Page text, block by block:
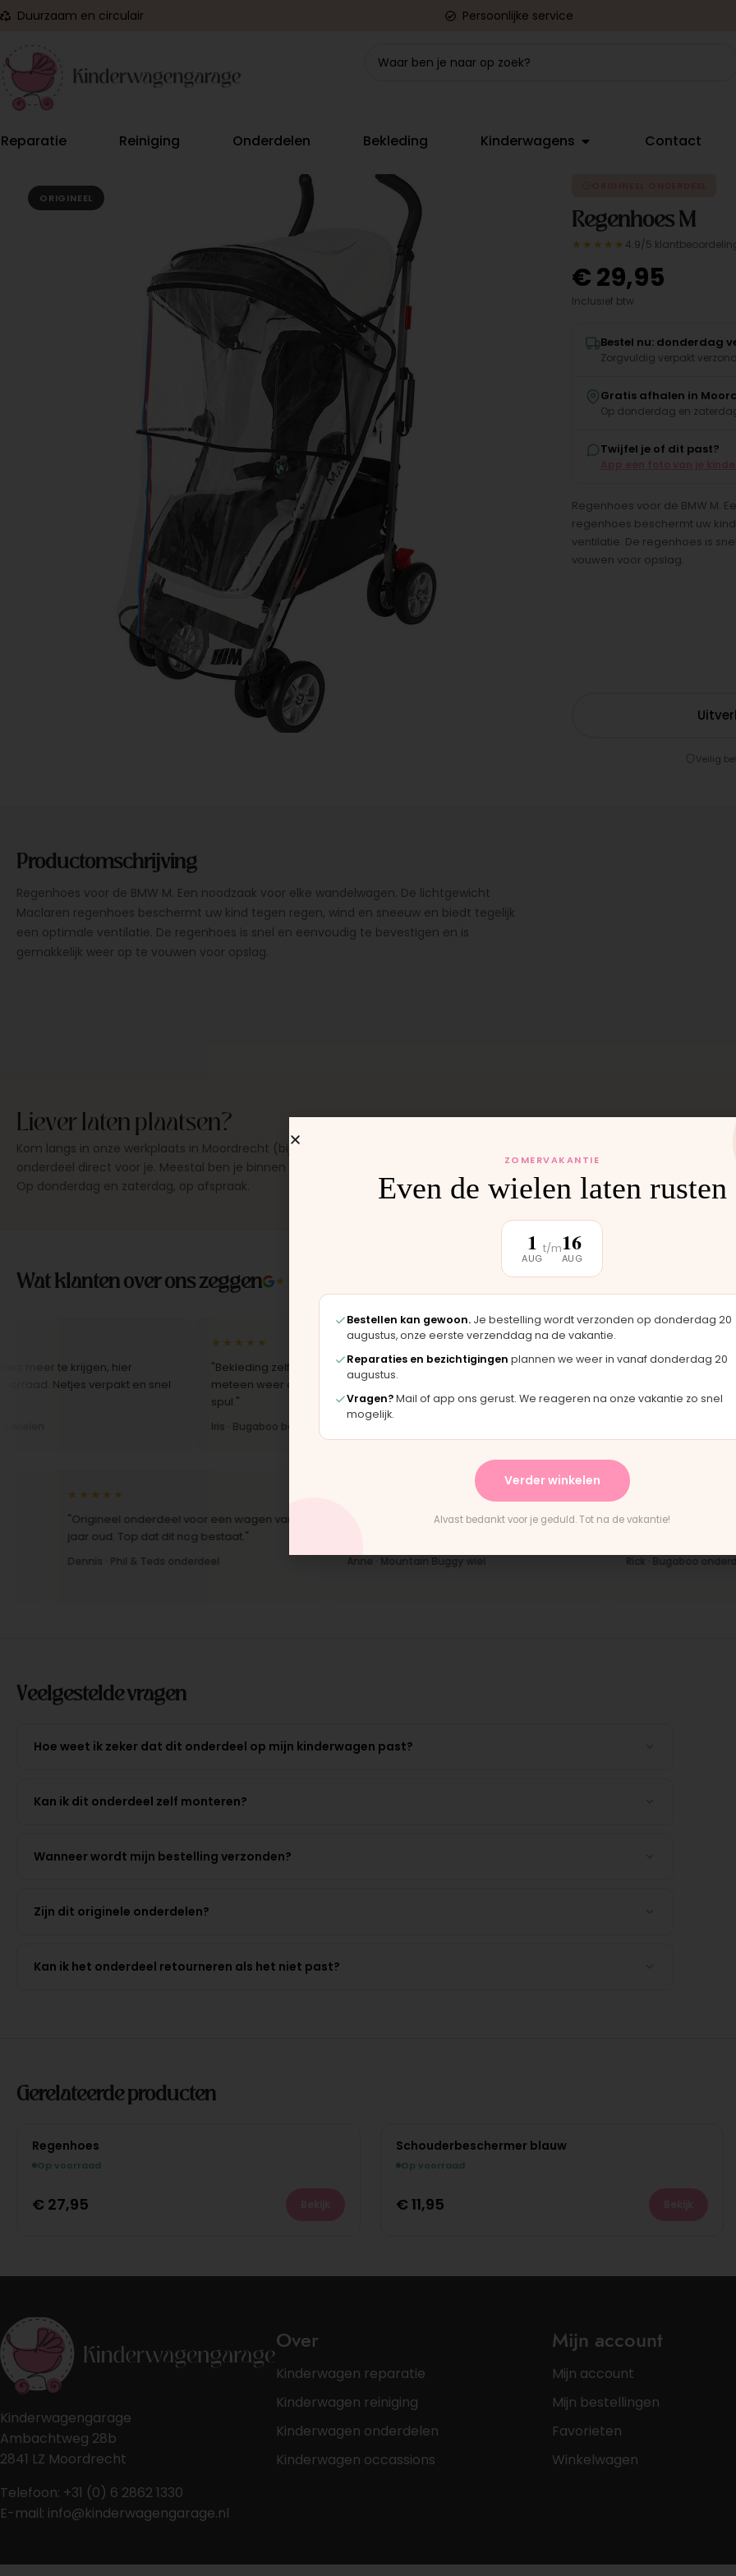
Duurzaam en circulair Persoonlijke service
Reparatie Reiniging Onderdelen Bekleding Kinderwagens Contact
ORIGINEEL
Regenhoes M
★★★★★ 4.9/5
€29,95
Inclusief btw
Bestel nu: donderdag
Zorgvuldig verpakt
Gratis afhalen in
Op donderdag en
Twijfel je of dit past?
Regenhoes voor de BMW M.
regenhoes beschermt uw
ventilatie. De regenhoes is
vouwen voor opslag.
Veilig
Productomschrijving
Regenhoes voor de BMW M. Een noodzaak voor elke wandelwagen. De lichtgewicht
Maclaren regenhoes beschermt uw kind tegen regen, wind en sneeuw en biedt tegelijk
een optimale ventilatie. De regenhoes is snel en eenvoudig te bevestigen en is
gemakkelijk weer op te vouwen voor opslag.
Liever laten plaatsen?
Kom langs in onze werkplaats in Moordrecht (bij Gouda), dan monteren wij het
onderdeel direct voor je. Meestal ben je binnen 15 tot 20 minuten weer buiten.
Op donderdag en zaterdag, op afspraak.
Wat klanten over ons zeggen ★★★★★
te krijgen, hier
verpakt en snel
★★★★★
"Bekleding zelf vervangen met de set, zag er
meteen weer als nieuw uit. Duidelijk origineel
Iris · Bugaboo bekleding
★★★★★
"Langsgekomen in Moordrecht en het
terwijl je wacht."
★★★★★
"Origineel onderdeel voor een wagen van 10
jaar oud. Top dat dit nog bestaat."
Dennis · Phil & Teds onderdeel
"Snelle levering en het paste perfect.
Anne · Mountain Buggy wiel
★★★★★
"Persoonlijk contact,
Rick · Bugaboo onderdeel
Veelgestelde vragen
Hoe weet ik zeker dat dit onderdeel op mijn kinderwagen past?
Kan ik dit onderdeel zelf monteren?
Wanneer wordt mijn bestelling verzonden?
Zijn dit originele onderdelen?
Kan ik het onderdeel retourneren als het niet past?
Gerelateerde producten
Regenhoes
Op voorraad
€ 27,95
Schouderbeschermer blauw
Op voorraad
€ 11,95
Kinderwagengarage
Ambachtweg 28b
2841 LZ Moordrecht
Telefoon: +31 (0) 6 2862 1330
E-mail: info@kinderwagengarage.nl
Over
Kinderwagen reparatie
Kinderwagen reiniging
Kinderwagen onderdelen
Kinderwagen occassions
Mijn account
Mijn account
Mijn bestellingen
Favorieten
Winkelwagen
ZOMERVAKANTIE
Even de wielen laten rusten
1
AUG
t/m16
AUG
Bestellen kan gewoon. Je bestelling wordt verzonden op donderdag 20
augustus, onze eerste verzenddag na de vakantie.
Reparaties en bezichtigingen plannen we weer in vanaf donderdag 20
augustus.
Vragen?Mail of app ons gerust. We reageren na onze vakantie zo snel
mogelijk.
Verder winkelen
Alvast bedankt voor je geduld. Tot na de vakantie!